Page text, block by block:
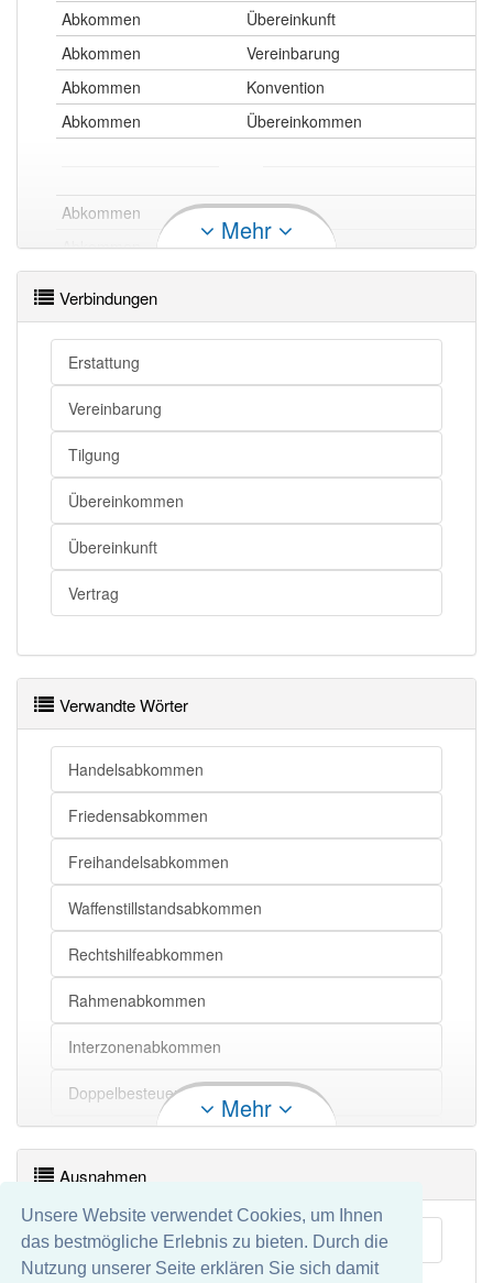
Unsere Website verwendet Cookies, um Ihnen
das bestmögliche Erlebnis zu bieten. Durch die
Nutzung unserer Seite erklären Sie sich damit
Abkommen
Übereinkunft
Abkommen
Vereinbarung
Abkommen
Konvention
Abkommen
Übereinkommen
Abkommen
Kontrakt
Abkommen
Vertrag
Abkommen openthesaurus
Mehr
Verbindungen
Erstattung
Vereinbarung
Tilgung
Übereinkommen
Übereinkunft
Vertrag
Verwandte Wörter
Handelsabkommen
Friedensabkommen
Freihandelsabkommen
Waffenstillstandsabkommen
Rechtshilfeabkommen
Rahmenabkommen
Interzonenabkommen
Doppelbesteuerungsabkommen
Devisenabkommen
Entflechtungsabkommen
Steuerabkommen
Mehr
Ausnahmen
Interimsabkommen